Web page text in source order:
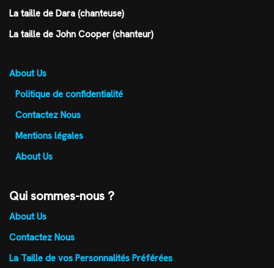
La taille de Dara (chanteuse)
La taille de John Cooper (chanteur)
About Us
Politique de confidentialité
Contactez Nous
Mentions légales
About Us
Qui sommes-nous ?
About Us
Contactez Nous
La Taille de vos Personnalités Préférées